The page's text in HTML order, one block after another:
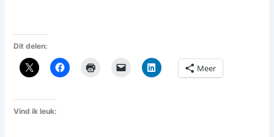
Dit delen:
Meer
Vind ik leuk: